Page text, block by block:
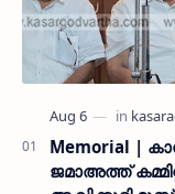
Memorial |
ജമാഅത്ത്